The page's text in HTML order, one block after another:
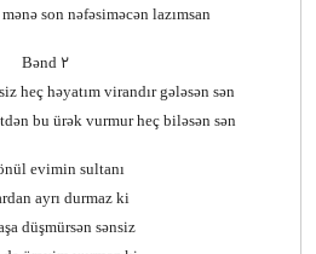
son nəfəsiməcən lazımsan
Bənd 2
heç həyatım virandır gələsən sən
bu ürək vurmur heç biləsən sən
evimin sultanı
ayrı durmaz ki
düşmürsən sənsiz